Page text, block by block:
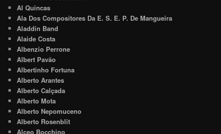
Al Quincas
Ala Dos Compositores Da E. S. E. P. De Mangueira
Aladdin Band
Alaide Costa
Albenzio Perrone
Albert Pavão
Albertinho Fortuna
Alberto Arantes
Alberto Calçada
Alberto Mota
Alberto Nepomuceno
Alberto Rosenblit
Alceo Bocchino